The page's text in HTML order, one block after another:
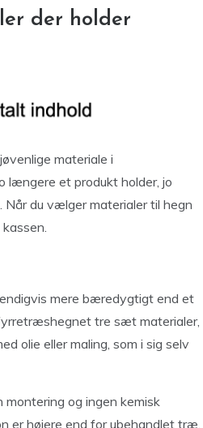
der holder
materiale i
længere et produkt holder, jo
du vælger materialer til hegn
mere bæredygtigt end et
tre sæt materialer,
olie eller maling, som i sig selv
og ingen kemisk
er højere end for ubehandlet træ,